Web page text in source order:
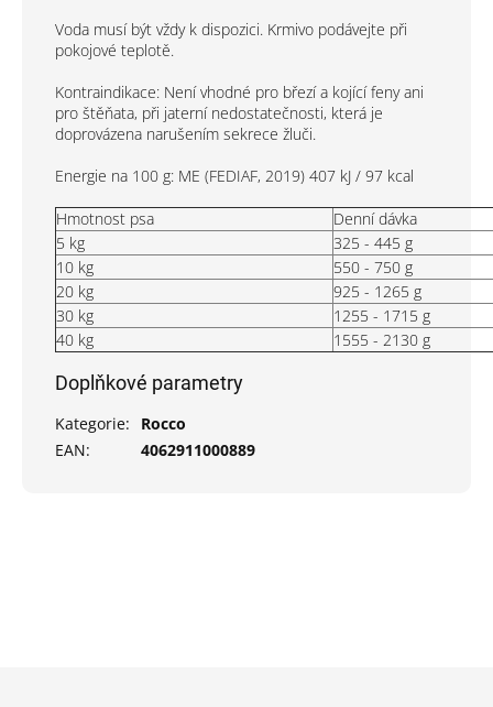
Voda musí být vždy k dispozici. Krmivo podávejte při
pokojové teplotě.
Kontraindikace: Není vhodné pro březí a kojící feny ani
pro štěňata, při jaterní nedostatečnosti, která je
doprovázena narušením sekrece žluči.
Energie na 100 g: ME (FEDIAF, 2019) 407 kJ / 97 kcal
Hmotnost psa
Denní dávka
5 kg
325 - 445 g
10 kg
550 - 750 g
20 kg
925 - 1265 g
30 kg
1255 - 1715 g
40 kg
1555 - 2130 g
Doplňkové parametry
Kategorie:
Rocco
EAN: 4062911000889